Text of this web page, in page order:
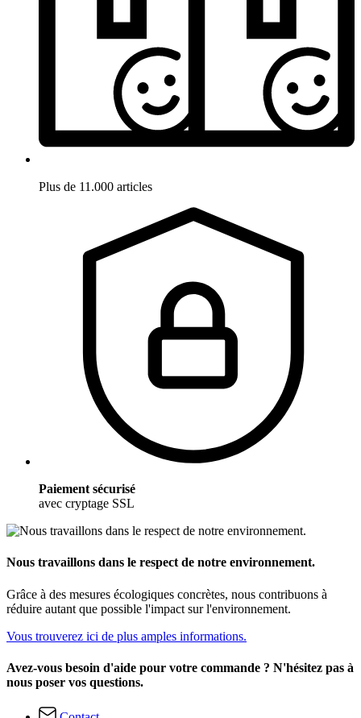
Plus de 11.000 articles
Paiement sécurisé
avec cryptage SSL
Nous travaillons dans le respect de notre environnement.
Grâce à des mesures écologiques concrètes, nous contribuons à
réduire autant que possible l'impact sur l'environnement.
Vous trouverez ici de plus amples informations.
Avez-vous besoin d'aide pour votre commande ? N'hésitez pas à
nous poser vos questions.